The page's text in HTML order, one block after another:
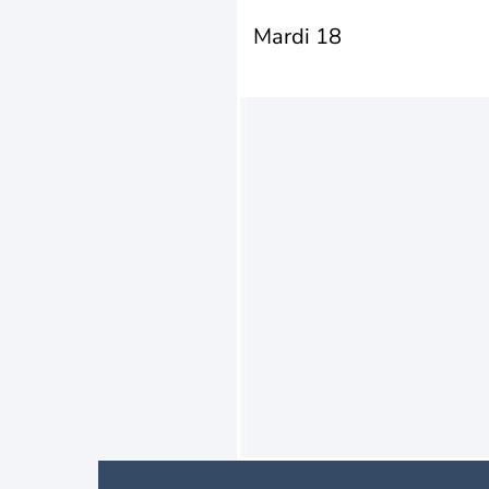
Mardi 18